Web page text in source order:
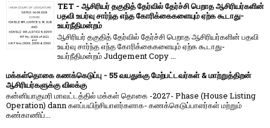
TET - ஆசிரியர் தகுதித் தேர்வில் தேர்ச்சி பெறாத ஆசிரியர்களின்
பதவி உயர்வு சார்ந்த எந்த கோரிக்கைகளையும் ஏற்க கூடாது-
உயர்நீதிமன்றம்
ஆசிரியர் தகுதித் தேர்வில் தேர்ச்சி பெறாத ஆசிரியர்களின் பதவி
உயர்வு சார்ந்த எந்த கோரிக்கைகளையும் ஏற்க கூடாது-
உயர்நீதிமன்றம் Judgement Copy ...
மக்கள்தொகை கணக்கெடுப்பு - 55 வயதுக்கு மேற்பட்டவர்கள் & மாற்றுத்திறன்
ஆசிரியர்களுக்கு விலக்கு
கன்னியாகுமரி மாவட்டத்தில் மக்கள் தொகை -2027- Phase (House Listing
Operation) dann களப்பயிற்சியாளர்களாக- கணக்கெடுப்பாளர்கள் மற்றும்
கண்காணிப்...